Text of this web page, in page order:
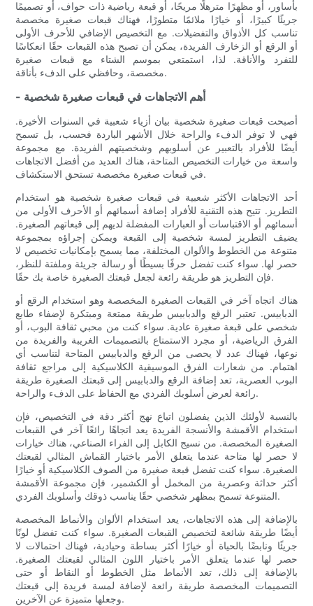
بأساور، أو مظهرًا مترهلًا مريحًا، أو قبعة رياضية ذات حواف، أو تصميمًا
جريئًا كبيرًا، أو خيارًا ملائمًا متطورًا، فهناك قبعات صغيرة مخصصة
تناسب كل الأذواق والتفضيلات. مع التخصيص الإضافي للأحرف الأولى
أو الرقع أو الزخارف الفريدة، يمكن أن تصبح هذه القبعات حقًا انعكاسًا
للتفرد والأناقة. لذا، استمتعي بموسم الشتاء مع قبعات صغيرة
مخصصة، وحافظي على الدفء بأناقة.
- أهم الاتجاهات في قبعات صغيرة شخصية
أصبحت قبعات صغيرة شخصية بيان أزياء شعبية في السنوات الأخيرة.
فهي لا توفر الدفء والراحة خلال الأشهر الباردة فحسب، بل تسمح
أيضًا للأفراد بالتعبير عن أسلوبهم وشخصيتهم الفريدة. مع مجموعة
واسعة من خيارات التخصيص المتاحة، هناك العديد من أفضل الاتجاهات
في قبعات صغيرة مخصصة تستحق الاستكشاف.
أحد الاتجاهات الأكثر شعبية في قبعات صغيرة شخصية هو استخدام
التطريز. تتيح هذه التقنية للأفراد إضافة أسمائهم أو الأحرف الأولى من
أسمائهم أو الاقتباسات أو العبارات المفضلة لديهم إلى قبعاتهم الصغيرة.
يضيف التطريز لمسة شخصية إلى القبعة ويمكن إجراؤه بمجموعة
متنوعة من الخطوط والألوان المختلفة، مما يسمح بإمكانيات تخصيص لا
حصر لها. سواء كنت تفضل حرفًا بسيطًا أو رسالة جريئة وملفتة للنظر،
فإن التطريز هو طريقة رائعة لجعل قبعتك الصغيرة خاصة بك حقًا.
هناك اتجاه آخر في القبعات الصغيرة المخصصة وهو استخدام الرقع أو
الدبابيس. تعتبر الرقع والدبابيس طريقة ممتعة ومبتكرة لإضفاء طابع
شخصي على قبعة صغيرة عادية. سواء كنت من محبي ثقافة البوب، أو
الفرق الرياضية، أو مجرد الاستمتاع بالتصميمات الغريبة والفريدة من
نوعها، فهناك عدد لا يحصى من الرقع والدبابيس المتاحة لتناسب أي
اهتمام. من شعارات الفرق الموسيقية الكلاسيكية إلى مراجع ثقافة
البوب ​​العصرية، تعد إضافة الرقع والدبابيس إلى قبعتك الصغيرة طريقة
رائعة لعرض أسلوبك الفردي مع الحفاظ على الدفء والراحة.
بالنسبة لأولئك الذين يفضلون اتباع نهج أكثر دقة في التخصيص، فإن
استخدام الأقمشة والأنسجة الفريدة يعد اتجاهًا رائعًا آخر في القبعات
الصغيرة المخصصة. من نسيج الكابل إلى الفراء الصناعي، هناك خيارات
لا حصر لها متاحة عندما يتعلق الأمر باختيار القماش المثالي لقبعتك
الصغيرة. سواء كنت تفضل قبعة صغيرة من الصوف الكلاسيكية أو خيارًا
أكثر حداثة وعصرية من المخمل أو الكشمير، فإن مجموعة الأقمشة
المتنوعة تسمح بمظهر شخصي حقًا يناسب ذوقك وأسلوبك الفردي.
بالإضافة إلى هذه الاتجاهات، يعد استخدام الألوان والأنماط المخصصة
أيضًا طريقة شائعة لتخصيص القبعات الصغيرة. سواء كنت تفضل لونًا
جريئًا ونابضًا بالحياة أو خيارًا أكثر بساطة وحيادية، فهناك احتمالات لا
حصر لها عندما يتعلق الأمر باختيار اللون المثالي لقبعتك الصغيرة.
بالإضافة إلى ذلك، تعد الأنماط مثل الخطوط أو النقاط أو حتى
التصميمات المخصصة طريقة رائعة لإضافة لمسة فريدة إلى قبعتك
وجعلها متميزة عن الآخرين.